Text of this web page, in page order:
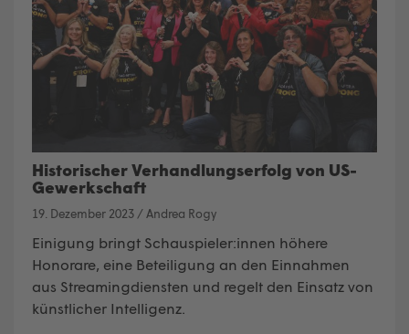
Historischer Verhandlungserfolg von US-
Gewerkschaft
19. Dezember 2023 / Andrea Rogy
Einigung bringt Schauspieler:innen höhere
Honorare, eine Beteiligung an den Einnahmen
aus Streamingdiensten und regelt den Einsatz von
künstlicher Intelligenz.